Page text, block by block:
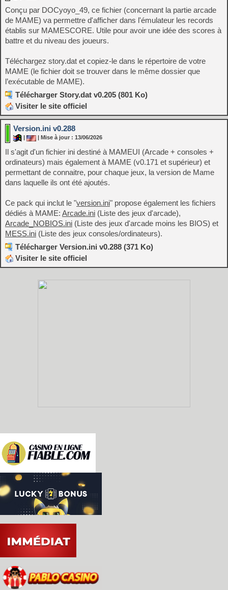
Conçu par DOCyoyo_49, ce fichier (concernant la partie arcade
de MAME) va permettre d'afficher dans l'émulateur les records
établis sur MAMESCORE. Utile pour avoir une idée des scores à
battre et du niveau des joueurs.
Téléchargez story.dat et copiez-le dans le répertoire de votre
MAME (le fichier doit se trouver dans le même dossier que
l’exécutable de MAME).
Télécharger Story.dat v0.205 (801 Ko)
Visiter le site officiel
Version.ini v0.288
| Mise à jour : 13/06/2026
Il s'agit d'un fichier ini destiné à MAMEUI (Arcade + consoles +
ordinateurs) mais également à MAME (v0.171 et supérieur) et
permettant de connaitre, pour chaque jeux, la version de Mame
dans laquelle ils ont été ajoutés.
Ce pack qui inclut le "version.ini" propose également les fichiers
dédiés à MAME: Arcade.ini (Liste des jeux d'arcade),
Arcade_NOBIOS.ini (Liste des jeux d'arcade moins les BIOS) et
MESS.ini (Liste des jeux consoles/ordinateurs).
Télécharger Version.ini v0.288 (371 Ko)
Visiter le site officiel